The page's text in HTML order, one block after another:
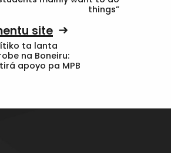
things”
site
ta lanta
na Boneiru:
apoyo pa MPB